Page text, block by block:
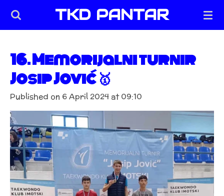
Skip
content
TKD PANTAR
16. Memorijalni turnir
Josip Jović 🥇
Published on 6 April 2024 at 09:10